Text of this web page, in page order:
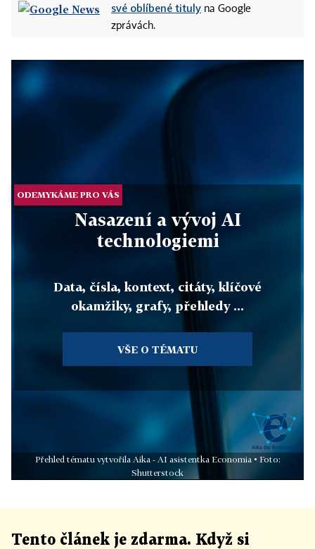
své oblíbené tituly na Google
zprávách.
ODEMYKÁME PRO VÁS
Nasazení a vývoj AI
technologiemi
Data, čísla, kontext, citáty, klíčové
okamžiky, grafy, přehledy ...
VŠE O TÉMATU
Přehled tématu vytvořila Aika - AI asistentka Economia • Foto:
Shutterstock
Tento článek je zdarma. Když si